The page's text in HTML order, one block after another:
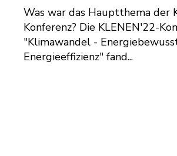
Was war das Hauptthema der
Konferenz? Die KLENEN'22-
"Klimawandel -
Energieeffizienz" fand...